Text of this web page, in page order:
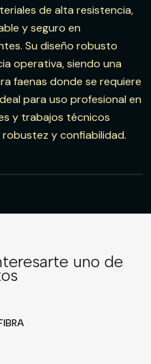
de alta resistencia,
y seguro en
Su diseño robusto
operativa, siendo una
faenas donde se requiere
para uso profesional en
y trabajos técnicos
y confiabilidad.
uno de